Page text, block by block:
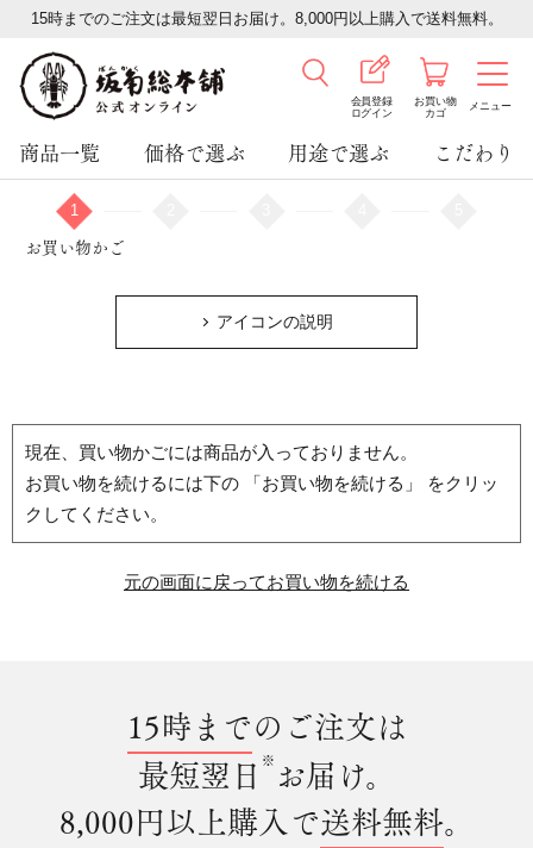
15時までのご注文は最短翌日お届け。8,000円以上購入で送料無料。
会員登録
ログイン
お買い物
カゴ
メニュー
商品一覧 価格で選ぶ 用途で選ぶ こだわり
1
お買い物かご
アイコンの説明
現在、買い物かごには商品が入っておりません。
お買い物を続けるには下の 「お買い物を続ける」 をクリッ
クしてください。
元の画面に戻ってお買い物を続ける
15時までのご注文は
最短翌日 ※ お届け。
8,000円以上購入で送料無料。